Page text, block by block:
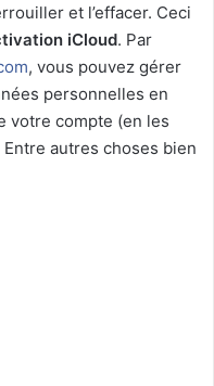
et l’effacer. Ceci
iCloud. Par
, vous pouvez gérer
personnelles en
votre compte (en les
autres choses bien